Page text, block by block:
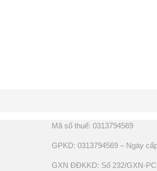
Mã số thuế: 0313794569
GPKD: 0313794569 – Ngày
GXN ĐĐKKD: Số 232/GXN-